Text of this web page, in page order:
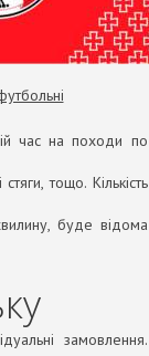
час на походи по
тощо. Кількість
буде відома
замовлення.